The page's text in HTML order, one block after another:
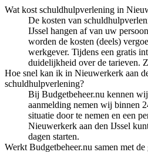
Wat kost schuldhulpverlening in
De kosten van
IJssel hangen af van uw
worden de kosten (deels)
werkgever. Tijdens een gratis
duidelijkheid over de tarieven.
Hoe snel kan ik in Nieuwerkerk aan
schuldhulpverlening?
Bij Budgetbeheer.nu kennen
aanmelding nemen wij binnen
situatie door te nemen en een
Nieuwerkerk aan den IJssel
dagen starten.
Werkt Budgetbeheer.nu samen met